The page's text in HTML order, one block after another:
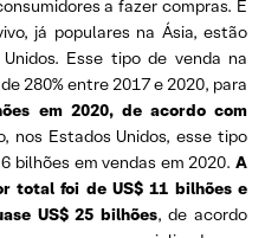
a fazer compras. É
já populares na Ásia, estão
Esse tipo de venda na
280% entre 2017 e 2020, para
em 2020, de acordo com
nos Estados Unidos, esse tipo
bilhões em vendas em 2020. A
total foi de US$ 11 bilhões e
US$ 25 bilhões, de acordo